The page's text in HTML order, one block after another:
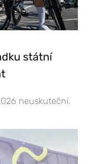
státní
neuskuteční.